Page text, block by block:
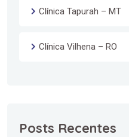
Clínica Tapurah – MT
Clínica Vilhena – RO
Posts Recentes